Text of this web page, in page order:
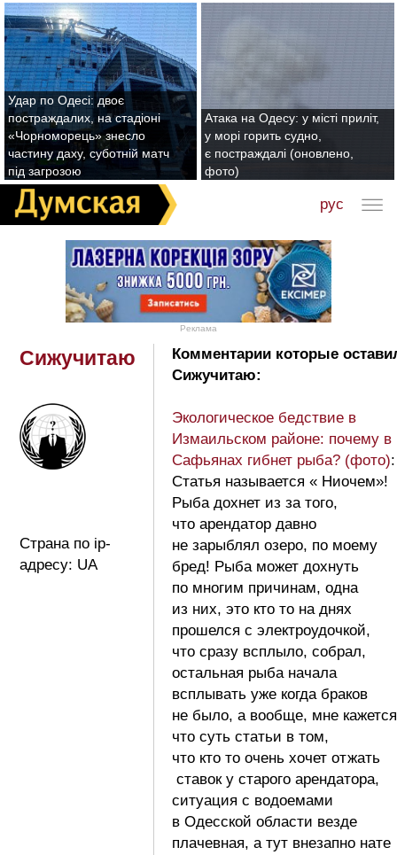
Удар по Одесі: двоє
постраждалих, на стадіоні
«Чорноморець» знесло
частину даху, суботній матч
під загрозою
Атака на Одесу: у місті приліт,
у морі горить судно,
є постраждалі (оновлено,
фото)
рус
Реклама
Сижучитаю
Страна по ip-
адресу: UA
Комментарии которые
Сижучитаю:
Экологическое бедствие в
Измаильском районе: почему в
Сафьянах гибнет рыба? (фото):
Статья называется « Ниочем»!
Рыба дохнет из за того,
что арендатор давно
не зарыблял озеро, по моему
бред! Рыба может дохнуть
по многим причинам, одна
из них, это кто то на днях
прошелся с электроудочкой,
что сразу всплыло, собрал,
остальная рыба начала
всплывать уже когда браков
не было, а вообще, мне
что суть статьи в том,
что кто то очень хочет отжать
ставок у старого арендатора,
ситуация с водоемами
в Одесской области везде
плачевная, а тут внезапно нате